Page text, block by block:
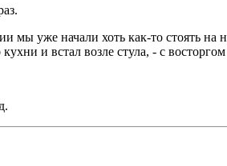
уже начали хоть как-то стоять на
и встал возле стула, - с восторгом